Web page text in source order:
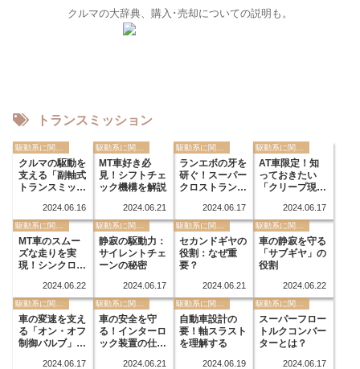
クルマの大辞典、購入･売却についての説明も。
トランスミッション
クルマの駆動を
支える「副軸式
トランスミッシ
2024.06.16
MT車好き必
見！シフトチェ
ック機構を解説
2024.06.21
ランエボの牙を
研ぐ！スーパー
クロストランス
2024.06.17
AT車限定！知
っておきたい
「クリープ現
2024.06.17
MT車のスムー
ズな走りを実
現！シンクロ機
2024.06.22
静寂の駆動力：
サイレントチェ
ーンの秘密
2024.06.17
セカンドギヤの
役割：なぜ重
要？
2024.06.21
車の静寂を守る
「サブギヤ」の
役割
2024.06.22
車の変速を支え
る「オン・オフ
制御バルブ」の
2024.06.17
車の安全を守
る！インターロ
ック装置の仕組
2024.06.21
自動車設計の
要！軸スラスト
を理解する
2024.06.19
スーパーフロー
トルクコンバー
ターとは？
2024.06.17